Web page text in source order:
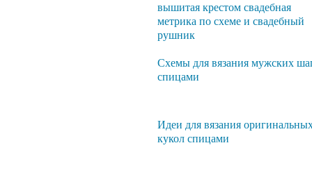
вышитая крестом свадебная
метрика по схеме и свадебный
рушник
Схемы для вязания мужских
спицами
Идеи для вязания
кукол спицами